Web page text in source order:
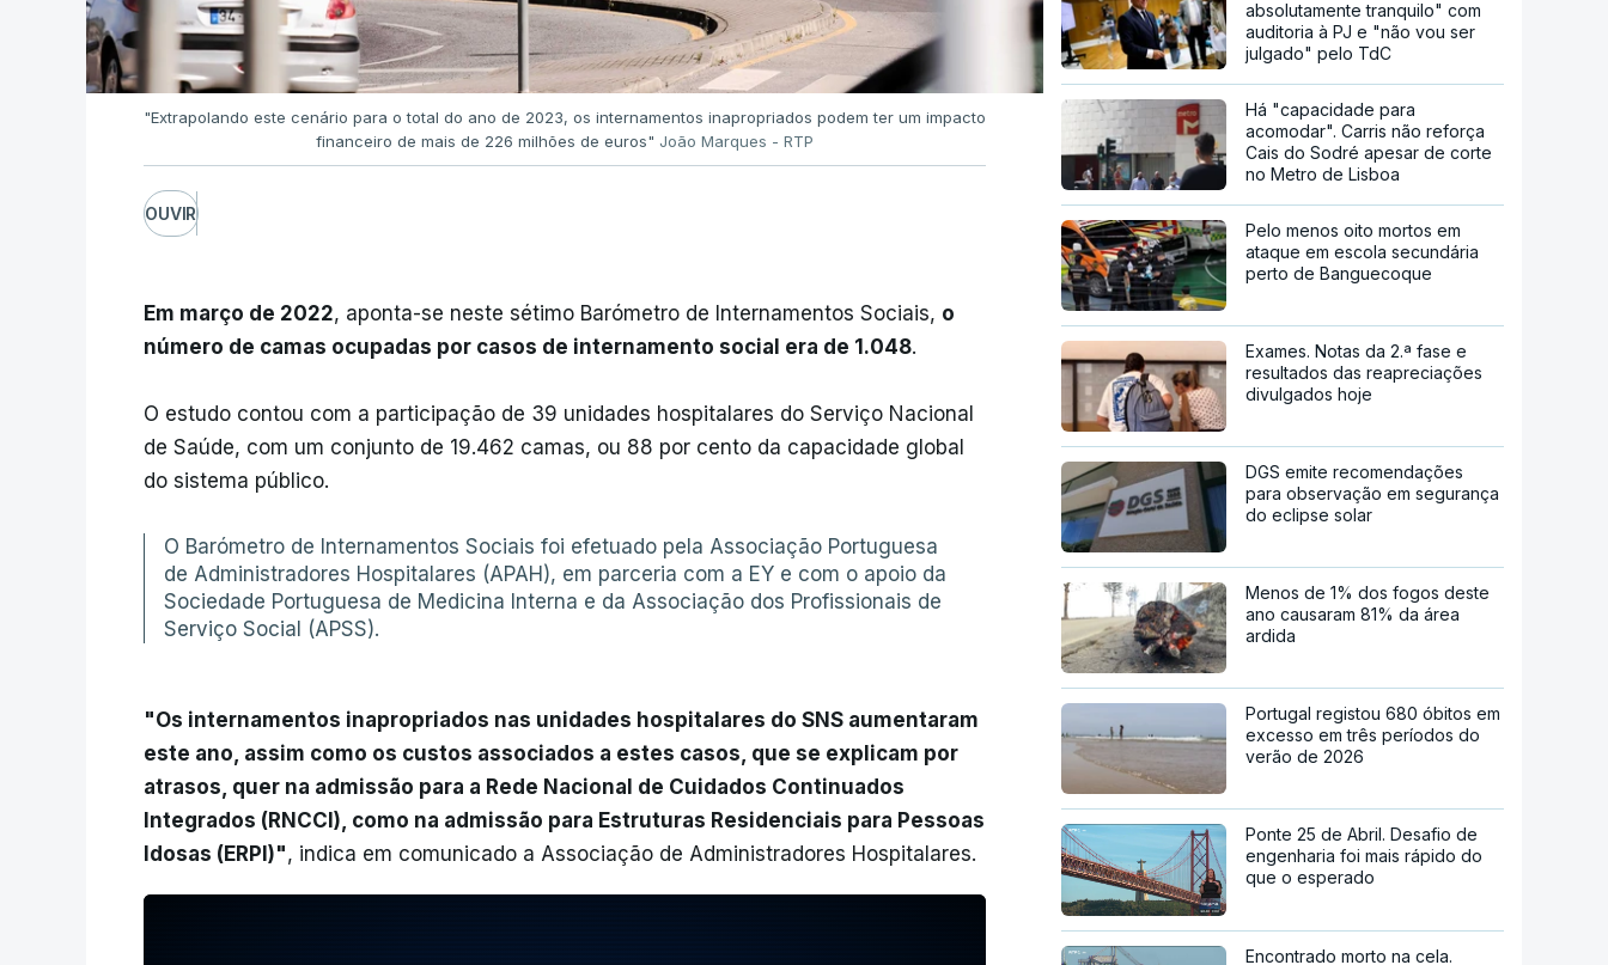
"Extrapolando este cenário para o total do ano de 2023, os internamentos inapropriados podem ter um impacto
financeiro de mais de 226 milhões de euros" João Marques - RTP
OUVIR
Em março de 2022, aponta-se neste sétimo Barómetro de Internamentos Sociais, o
número de camas ocupadas por casos de internamento social era de 1.048.
O estudo contou com a participação de 39 unidades hospitalares do Serviço Nacional
de Saúde, com um conjunto de 19.462 camas, ou 88 por cento da capacidade global
do sistema público.
O Barómetro de Internamentos Sociais foi efetuado pela Associação Portuguesa
de Administradores Hospitalares (APAH), em parceria com a EY e com o apoio da
Sociedade Portuguesa de Medicina Interna e da Associação dos Profissionais de
Serviço Social (APSS).
"Os internamentos inapropriados nas unidades hospitalares do SNS aumentaram
este ano, assim como os custos associados a estes casos, que se explicam por
atrasos, quer na admissão para a Rede Nacional de Cuidados Continuados
Integrados (RNCCI), como na admissão para Estruturas Residenciais para Pessoas
Idosas (ERPI)", indica em comunicado a Associação de Administradores Hospitalares.
absolutamente tranquilo" com
auditoria à PJ e "não vou ser
julgado" pelo TdC
Há "capacidade para
acomodar". Carris não reforça
Cais do Sodré apesar de corte
no Metro de Lisboa
Pelo menos oito mortos em
ataque em escola secundária
perto de Banguecoque
Exames. Notas da 2.ª fase e
resultados das reapreciações
divulgados hoje
DGS emite recomendações
para observação em segurança
do eclipse solar
Menos de 1% dos fogos deste
ano causaram 81% da área
ardida
Portugal registou 680 óbitos em
excesso em três períodos do
verão de 2026
Ponte 25 de Abril. Desafio de
engenharia foi mais rápido do
que o esperado
Encontrado morto na cela.